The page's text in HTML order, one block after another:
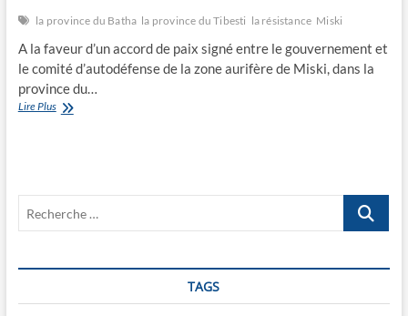
la province du Batha la province du Tibesti la résistance Miski
A la faveur d’un accord de paix signé entre le gouvernement et
le comité d’autodéfense de la zone aurifère de Miski, dans la
province du…
Lire PlusMiski
Recherche
TAGS